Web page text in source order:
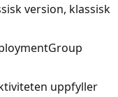
version, klassisk
uppfyller